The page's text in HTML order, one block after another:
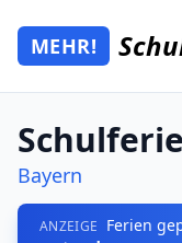
Zum Hauptinhalt
Mehr Schulferien
MEHR!
Bayern
ANZEIGE Ferien